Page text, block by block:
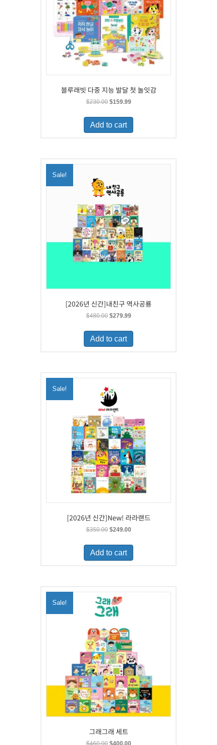
블루래빗 다중 지능 발달 첫 놀잇감
$230.00 Original
was:
$230.00.
$159.99Current
is:
Add to cart
Sale!
[2026년 신간]내친구 역사공룡
$480.00 Original
was:
$480.00.
$279.99Current
is:
Add to cart
Sale!
[2026년 신간]New! 라라랜드
$350.00 Original
was:
$350.00.
$249.00Current
is:
Add to cart
Sale!
그래그래 세트
$460.00 Original
$400.00Current